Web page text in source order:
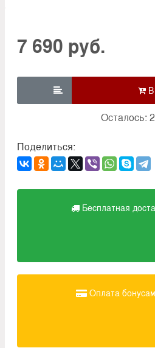
7 690 руб.

Осталось:
Поделиться:
Бесплатная
Оплата